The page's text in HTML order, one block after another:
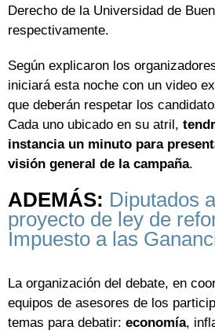
Derecho de la Universidad de
respectivamente.
Según explicaron los
iniciará esta noche con un video
que deberán respetar los
Cada uno ubicado en su atril,
instancia un minuto para
visión general de la campaña.
ADEMÁS: Diputados
proyecto de ley de
Impuesto a las
La organización del debate, en
equipos de asesores de los
temas para debatir: economía,